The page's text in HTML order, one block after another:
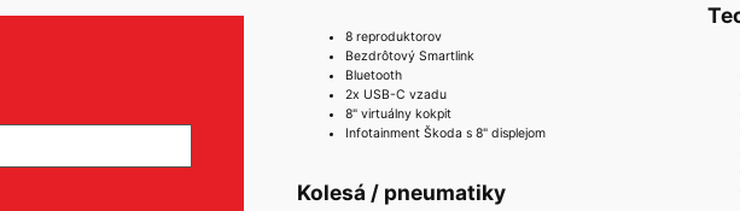
8 reproduktorov
Bezdrôtový Smartlink
Bluetooth
2x USB-C vzadu
8" virtuálny kokpit
Infotainment Škoda s 8" displejom
Kolesá / pneumatiky